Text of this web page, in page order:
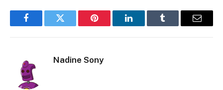
FacebookTwitter Pinterest LinkedInTumblr
E-
Nadine Sony